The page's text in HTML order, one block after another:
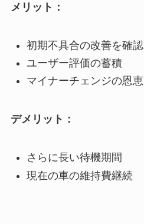
メリット：
初期不具合の改善を確認
ユーザー評価の蓄積
マイナーチェンジの恩恵
デメリット：
さらに長い待機期間
現在の車の維持費継続